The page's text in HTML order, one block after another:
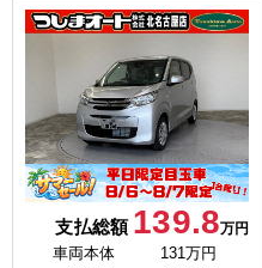
支払総額 139.8万円
車両本体
131万円